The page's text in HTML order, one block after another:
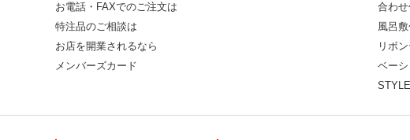
お電話・FAXでのご注文は
特注品のご相談は
お店を開業されるなら
メンバーズカード
合わ
風呂
リボ
ベー